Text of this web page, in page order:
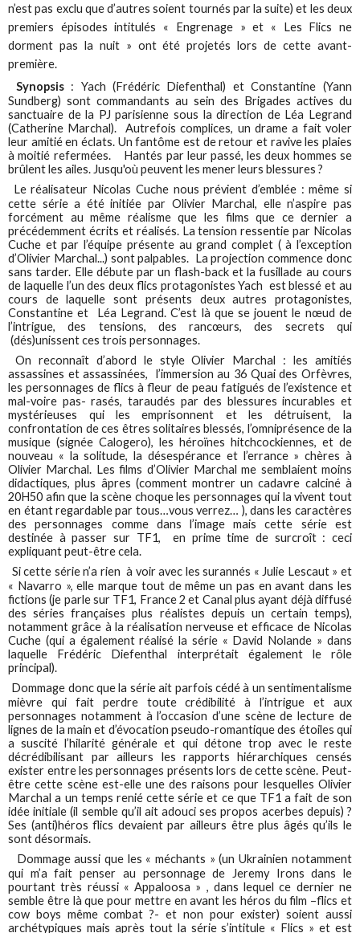
n’est pas exclu que d’autres soient tournés par la suite) et les deux
premiers épisodes intitulés « Engrenage » et « Les Flics ne
dorment pas la nuit » ont été projetés lors de cette avant-
première.
Synopsis: Yach (Frédéric Diefenthal) et Constantine (Yann
Sundberg) sont commandants au sein des Brigades actives du
sanctuaire de la PJ parisienne sous la direction de Léa Legrand
(Catherine Marchal). Autrefois complices, un drame a fait voler
leur amitié en éclats. Un fantôme est de retour et ravive les plaies
à moitié refermées. Hantés par leur passé, les deux hommes se
brûlent les ailes. Jusqu'où peuvent les mener leurs blessures ?
Le réalisateur Nicolas Cuche nous prévient d’emblée : même si
cette série a été initiée par Olivier Marchal, elle n’aspire pas
forcément au même réalisme que les films que ce dernier a
précédemment écrits et réalisés. La tension ressentie par Nicolas
Cuche et par l’équipe présente au grand complet ( à l’exception
d’Olivier Marchal...) sont palpables. La projection commence donc
sans tarder. Elle débute par un flash-back et la fusillade au cours
de laquelle l’un des deux flics protagonistes Yach est blessé et au
cours de laquelle sont présents deux autres protagonistes,
Constantine et Léa Legrand. C’est là que se jouent le nœud de
l’intrigue, des tensions, des rancœurs, des secrets qui
(dés)unissent ces trois personnages.
On reconnaît d’abord le style Olivier Marchal : les amitiés
assassines et assassinées, l’immersion au 36 Quai des Orfèvres,
les personnages de flics à fleur de peau fatigués de l’existence et
mal-voire pas- rasés, taraudés par des blessures incurables et
mystérieuses qui les emprisonnent et les détruisent, la
confrontation de ces êtres solitaires blessés, l’omniprésence de la
musique (signée Calogero), les héroïnes hitchcockiennes, et de
nouveau « la solitude, la désespérance et l’errance » chères à
Olivier Marchal. Les films d’Olivier Marchal me semblaient moins
didactiques, plus âpres (comment montrer un cadavre calciné à
20H50 afin que la scène choque les personnages qui la vivent tout
en étant regardable par tous…vous verrez… ), dans les caractères
des personnages comme dans l’image mais cette série est
destinée à passer sur TF1, en prime time de surcroît : ceci
expliquant peut-être cela.
Si cette série n’a rien à voir avec les surannés « Julie Lescaut » et
« Navarro », elle marque tout de même un pas en avant dans les
fictions (je parle sur TF1, France 2 et Canal plus ayant déjà diffusé
des séries françaises plus réalistes depuis un certain temps),
notamment grâce à la réalisation nerveuse et efficace de Nicolas
Cuche (qui a également réalisé la série « David Nolande » dans
laquelle Frédéric Diefenthal interprétait également le rôle
principal).
Dommage donc que la série ait parfois cédé à un sentimentalisme
mièvre qui fait perdre toute crédibilité à l’intrigue et aux
personnages notamment à l’occasion d’une scène de lecture de
lignes de la main et d’évocation pseudo-romantique des étoiles qui
a suscité l’hilarité générale et qui détone trop avec le reste
décrédibilisant par ailleurs les rapports hiérarchiques censés
exister entre les personnages présents lors de cette scène. Peut-
être cette scène est-elle une des raisons pour lesquelles Olivier
Marchal a un temps renié cette série et ce que TF1 a fait de son
idée initiale (il semble qu’il ait adouci ses propos acerbes depuis) ?
Ses (anti)héros flics devaient par ailleurs être plus âgés qu’ils le
sont désormais.
Dommage aussi que les « méchants » (un Ukrainien notamment
qui m’a fait penser au personnage de Jeremy Irons dans le
pourtant très réussi « Appaloosa » , dans lequel ce dernier ne
semble être là que pour mettre en avant les héros du film –flics et
cow boys même combat ?- et non pour exister) soient aussi
archétypiques mais après tout la série s’intitule « Flics » et est